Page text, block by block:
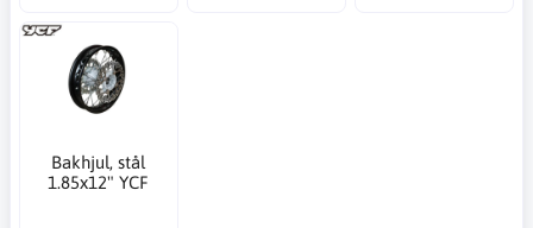
Bakhjul, stål
1.85x12" YCF